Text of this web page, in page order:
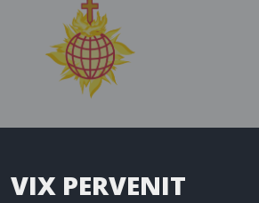
VIX PERVENIT